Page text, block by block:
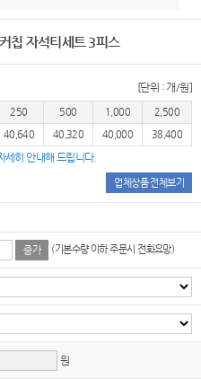
칩 자석티세트 3피스
[단위 : 개/원]
250 500 1,000
2,500
40,640 40,320 40,000 38,400
세히 안내해 드립니다.
업체상품 전체보기
증가 (기본수량 이하 주문시 전화요망)
원